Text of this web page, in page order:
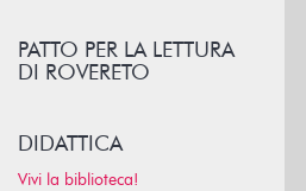
PATTO PER LA LETTURA
DI ROVERETO
DIDATTICA
Vivi la biblioteca!